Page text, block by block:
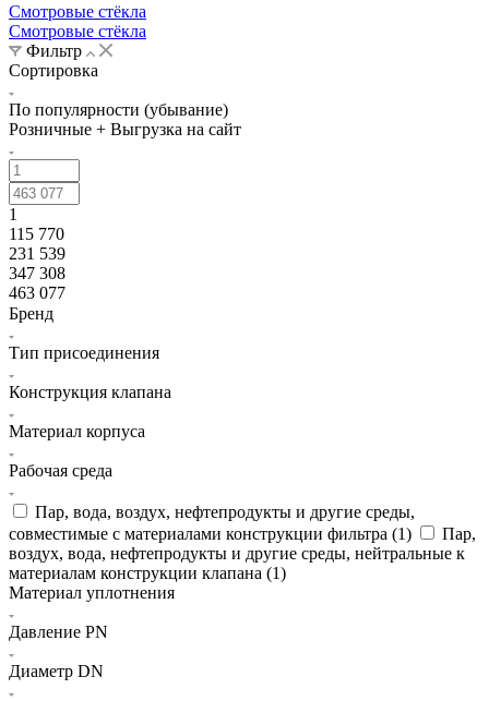
Смотровые стёкла
Смотровые стёкла
Фильтр
Сортировка
По популярности (убывание)
Розничные + Выгрузка на сайт
1
115 770
231 539
347 308
463 077
Бренд
Тип присоединения
Конструкция клапана
Материал корпуса
Рабочая среда
Пар, вода, воздух, нефтепродукты и другие среды,
совместимые с материалами конструкции фильтра (1)
Пар,
воздух, вода, нефтепродукты и другие среды, нейтральные к
материалам конструкции клапана (1)
Материал уплотнения
Давление PN
Диаметр DN